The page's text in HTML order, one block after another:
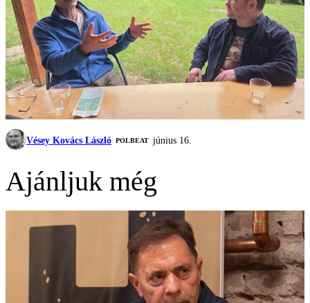
Vésey Kovács László ‎POLBEAT június 16.
Ajánljuk még